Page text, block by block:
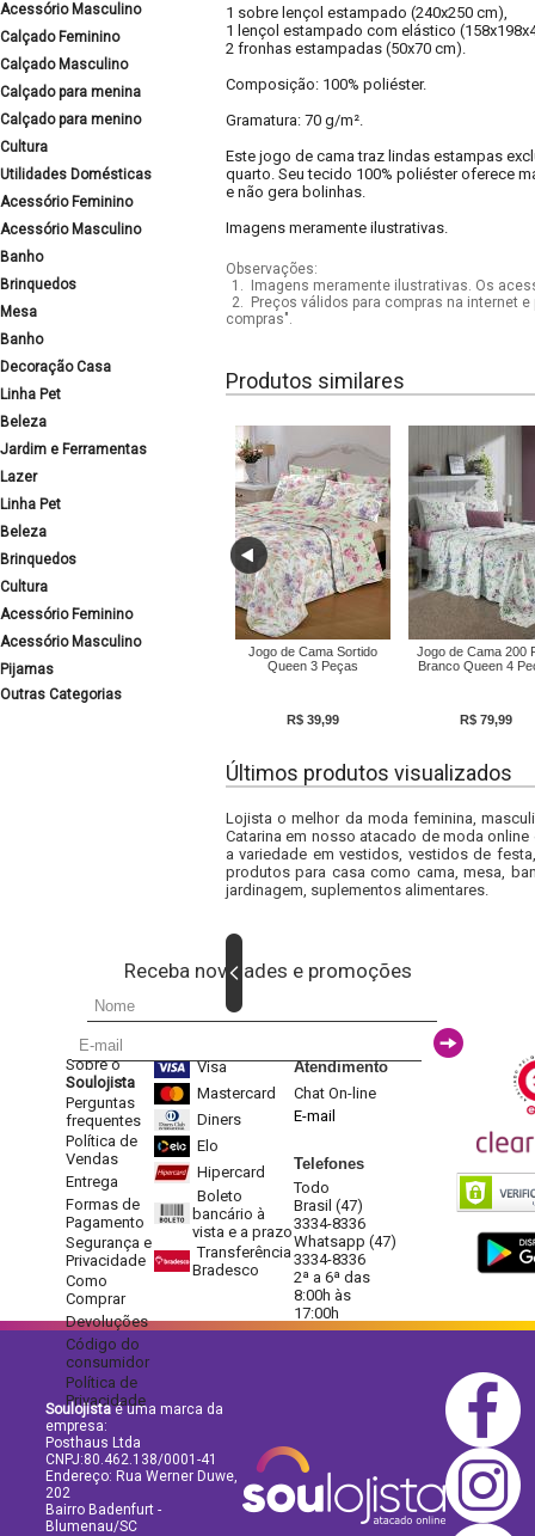
Acessório Masculino
Calçado Feminino
Calçado Masculino
Calçado para menina
Calçado para menino
Cultura
Utilidades Domésticas
Acessório Feminino
Acessório Masculino
Banho
Brinquedos
Mesa
Banho
Decoração Casa
Linha Pet
Beleza
Jardim e Ferramentas
Lazer
Linha Pet
Beleza
Brinquedos
Cultura
Acessório Feminino
Acessório Masculino
Pijamas
Outras Categorias
1 sobre lençol estampado (240x250 cm),
1 lençol estampado com elástico
2 fronhas estampadas (50x70 cm).
Composição: 100% poliéster.
Gramatura: 70 g/m².
Este jogo de cama traz lindas estampas
quarto. Seu tecido 100% poliéster oferece
e não gera bolinhas.
Imagens meramente ilustrativas.
Observações:
1.
Imagens meramente ilustrativas. Os
2.
Preços válidos para compras na internet
compras".
Produtos similares
Jogo de Cama Sortido
Queen 3 Peças
R$ 39,99
Jogo de Cama 200
Branco Queen 4
R$ 79,99
Últimos produtos visualizados
Lojista o melhor da moda feminina,
Catarina em nosso atacado de moda
a variedade em vestidos, vestidos de
produtos para casa como cama, mesa,
jardinagem, suplementos alimentares.
Receba novidades e promoções
Sobre o
Soulojista
Perguntas
frequentes
Política de
Vendas
Entrega
Formas de
Pagamento
Segurança e
Privacidade
Como
Comprar
Devoluções
Código do
consumidor
Política de
Privacidade
Visa
Mastercard
Diners
Elo
Hipercard
Boleto
bancário à
vista e a prazo
Transferência
Bradesco
Atendimento
Chat On-line
E-mail
Telefones
Todo
Brasil (47)
3334-8336
Whatsapp (47)
3334-8336
2ª a 6ª das
8:00h às
17:00h
Soulojistaé uma marca da
empresa:
Posthaus Ltda
CNPJ:80.462.138/0001-41
Endereço: Rua Werner Duwe,
202
Bairro Badenfurt -
Blumenau/SC